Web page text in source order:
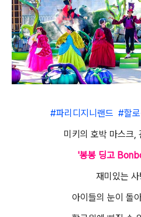
#파리디지니랜드 #할
미키의 호박 마스크,
'봉봉 딩고
재미있는 사
아이들의 눈이 돌